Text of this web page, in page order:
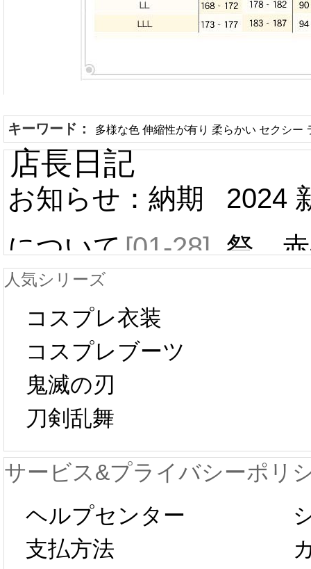
キーワード： 多様な色 伸縮性が有り 柔らかい セクシー
店長日記
お知らせ：納期
について[01-28]
中国旧正月の影
響で2024年2月5
日から工場生産
が一時停止いた
します。 2月5日
以後のご注文
2024
祭 赤
プレ
新春
人気シリーズ
コスプレ衣装
コスプレブーツ
鬼滅の刃
刀剣乱舞
サービス&プライバシーポリ
ヘルプセンター
支払方法